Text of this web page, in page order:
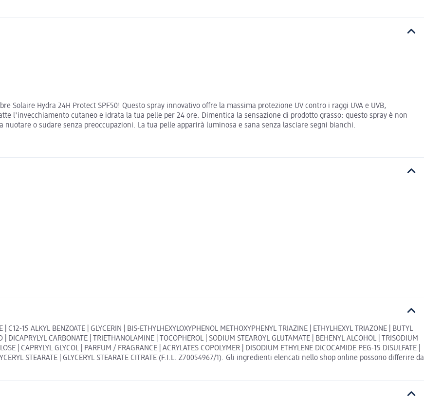
Solaire Hydra 24H Protect SPF50! Questo spray innovativo offre la massima protezione UV contro i raggi UVA e UVB,
l'invecchiamento cutaneo e idrata la tua pelle per 24 ore. Dimentica la sensazione di prodotto grasso: questo spray è non
o sudare senza preoccupazioni. La tua pelle apparirà luminosa e sana senza lasciare segni bianchi.
C12-15 ALKYL BENZOATE | GLYCERIN | BIS-ETHYLHEXYLOXYPHENOL METHOXYPHENYL TRIAZINE | ETHYLHEXYL TRIAZONE | BUTYL
CARBONATE | TRIETHANOLAMINE | TOCOPHEROL | SODIUM STEAROYL GLUTAMATE | BEHENYL ALCOHOL | TRISODIUM
| CAPRYLYL GLYCOL | PARFUM / FRAGRANCE | ACRYLATES COPOLYMER | DISODIUM ETHYLENE DICOCAMIDE PEG-15 DISULFATE |
STEARATE | GLYCERYL STEARATE CITRATE (F.I.L. Z70054967/1). Gli ingredienti elencati nello shop online possono differire da